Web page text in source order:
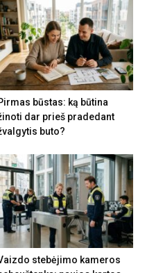
būstas: ką būtina
dar prieš pradedant
buto?
stebėjimo kameros